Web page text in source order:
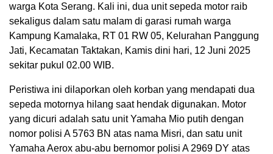
warga Kota Serang. Kali ini, dua unit sepeda motor raib
sekaligus dalam satu malam di garasi rumah warga
Kampung Kamalaka, RT 01 RW 05, Kelurahan Panggung
Jati, Kecamatan Taktakan, Kamis dini hari, 12 Juni 2025
sekitar pukul 02.00 WIB.
Peristiwa ini dilaporkan oleh korban yang mendapati dua
sepeda motornya hilang saat hendak digunakan. Motor
yang dicuri adalah satu unit Yamaha Mio putih dengan
nomor polisi A 5763 BN atas nama Misri, dan satu unit
Yamaha Aerox abu-abu bernomor polisi A 2969 DY atas